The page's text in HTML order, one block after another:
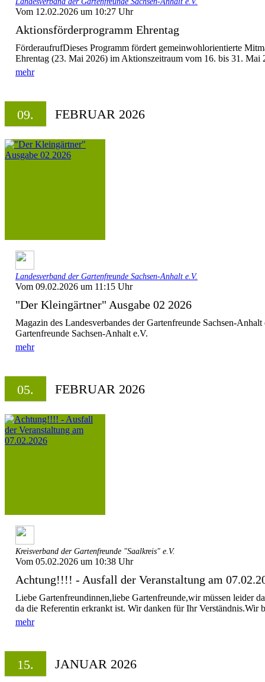
Vom 12.02.2026 um 10:27 Uhr
Aktionsförderprogramm Ehrentag
FörderaufrufDieses Programm fördert gemeinwohlorientierte
Ehrentag (23. Mai 2026) im Aktionszeitraum vom 16. bis 31. Mai
mehr
09. FEBRUAR 2026
Landesverband der Gartenfreunde Sachsen-Anhalt e.V.
Vom 09.02.2026 um 11:15 Uhr
"Der Kleingärtner" Ausgabe 02 2026
Magazin des Landesverbandes der Gartenfreunde Sachsen-
Gartenfreunde Sachsen-Anhalt e.V.
mehr
05. FEBRUAR 2026
Kreisverband der Gartenfreunde "Saalkreis" e.V.
Vom 05.02.2026 um 10:38 Uhr
Achtung!!!! - Ausfall der Veranstaltung am
Liebe Gartenfreundinnen,liebe Gartenfreunde,wir müssen leider
da die Referentin erkrankt ist. Wir danken für Ihr Verständnis.Wir
mehr
15. JANUAR 2026